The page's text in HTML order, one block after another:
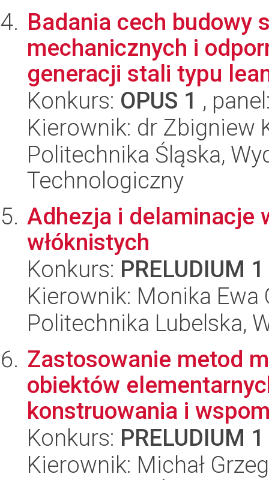
Badania cech budowy
mechanicznych i
generacji stali typu
Konkurs: OPUS 1 ,
Kierownik: dr Zbigniew
Politechnika Śląska,
Technologiczny
Adhezja i delaminacje
włóknistych
Konkurs: PRELUDIUM 1
Kierownik: Monika Ewa
Politechnika Lubelska,
Zastosowanie metod
obiektów
konstruowania i
Konkurs: PRELUDIUM 1
Kierownik: Michał